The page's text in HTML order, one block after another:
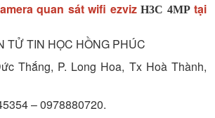
quan sát wifi ezvizH3C 4MPtại
TỬ TIN HỌC HỒNG PHÚC
Thắng, P. Long Hoa, Tx Hoà Thành,
– 0978880720.